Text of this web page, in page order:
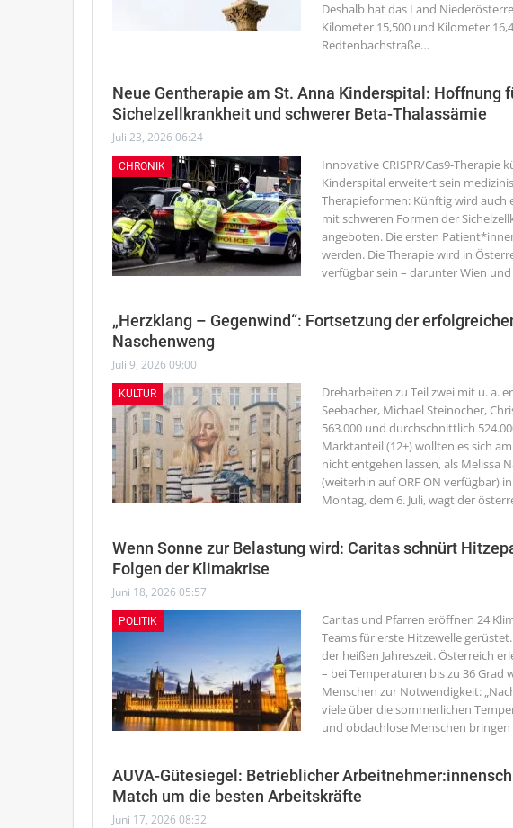
Deshalb hat das Land
Kilometer 15,500 und Kilometer
Redtenbachstraße…
Neue Gentherapie am St. Anna Kinderspital: Hoffnung
Sichelzellkrankheit und schwerer Beta-Thalassämie
Juli 23, 2026 06:24
CHRONIK Innovative CRISPR/Cas9-Therapie
Kinderspital erweitert sein
Therapieformen: Künftig wird auch
mit schweren Formen der
angeboten. Die ersten
werden. Die Therapie wird in
verfügbar sein – darunter Wien
„Herzklang – Gegenwind“: Fortsetzung der
Naschenweng
Juli 9, 2026 09:00
KULTUR
Dreharbeiten zu Teil zwei mit u. a.
Seebacher, Michael Steinocher,
563.000 und durchschnittlich
Marktanteil (12+) wollten es sich
nicht entgehen lassen, als Melissa
(weiterhin auf ORF ON verfügbar)
Montag, dem 6. Juli, wagt der
Wenn Sonne zur Belastung wird: Caritas schnürt
Folgen der Klimakrise
Juni 18, 2026 05:57
POLITIK
Caritas und Pfarren eröffnen 24
Teams für erste Hitzewelle
der heißen Jahreszeit. Österreich
– bei Temperaturen bis zu 36 Grad
Menschen zur Notwendigkeit:
viele über die sommerlichen
und obdachlose Menschen bringen
AUVA-Gütesiegel: Betrieblicher
Match um die besten Arbeitskräfte
Juni 17, 2026 08:32